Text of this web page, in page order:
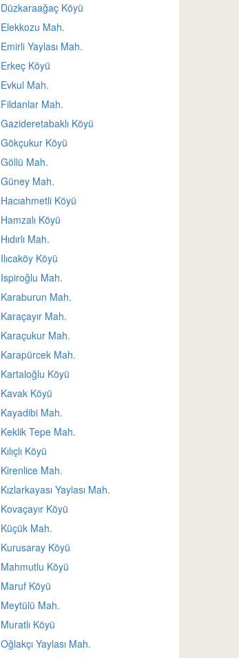
Düzkaraağaç Köyü
Elekkozu Mah.
Emirli Yaylası Mah.
Erkeç Köyü
Evkul Mah.
Fildanlar Mah.
Gazideretabaklı Köyü
Gökçukur Köyü
Göllü Mah.
Güney Mah.
Hacıahmetli Köyü
Hamzalı Köyü
Hıdırlı Mah.
Ilıcaköy Köyü
Ispiroğlu Mah.
Karaburun Mah.
Karaçayır Mah.
Karaçukur Mah.
Karapürcek Mah.
Kartaloğlu Köyü
Kavak Köyü
Kayadibi Mah.
Keklik Tepe Mah.
Kılıçlı Köyü
Kirenlice Mah.
Kızlarkayası Yaylası Mah.
Kovaçayır Köyü
Küçük Mah.
Kurusaray Köyü
Mahmutlu Köyü
Maruf Köyü
Meytülü Mah.
Muratlı Köyü
Oğlakçı Yaylası Mah.